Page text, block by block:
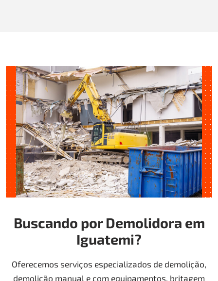
Buscando por Demolidora em
Iguatemi?
Oferecemos serviços especializados de demolição,
demolição manual e com equipamentos, britagem